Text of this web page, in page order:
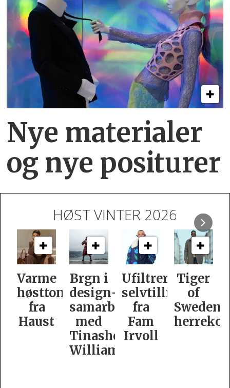
Nye materialer
og nye positurer
HØST VINTER 2026
Brgn i
design­
samarbeid
med
Williamson
Ufiltrert
selvtillit
fra
Fam
Irvoll
Tiger
of
Swedens
herrekolleksjon
Slik
er
dame­